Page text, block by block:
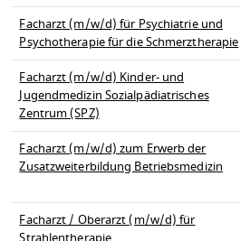
Facharzt (m/w/d) für Psychiatrie und
Psychotherapie für die Schmerztherapie
Facharzt (m/w/d) Kinder- und
Jugendmedizin Sozialpädiatrisches
Zentrum (SPZ)
Facharzt (m/w/d) zum Erwerb der
Zusatzweiterbildung Betriebsmedizin
Facharzt / Oberarzt (m/w/d) für